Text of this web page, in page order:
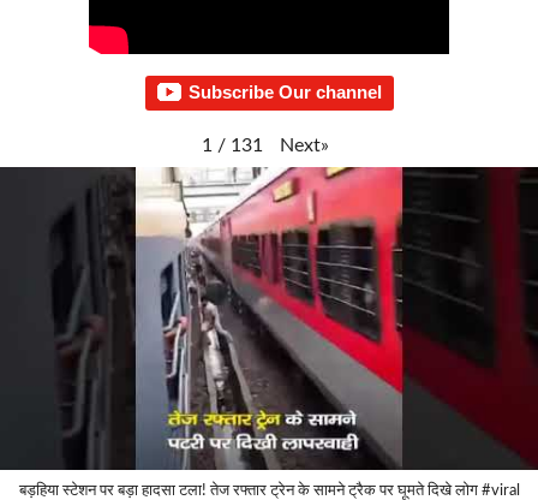
Subscribe Our channel
1 / 131 Next»
बड़हिया स्टेशन पर बड़ा हादसा टला! तेज रफ्तार ट्रेन के सामने ट्रैक पर घूमते दिखे लोग #viral